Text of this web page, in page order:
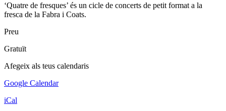
‘Quatre de fresques’ és un cicle de concerts de petit format a la
fresca de la Fabra i Coats.
Preu
Gratuït
Afegeix als teus calendaris
Google Calendar
iCal